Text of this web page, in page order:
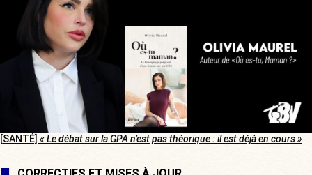
[SANTÉ] « Le débat sur la GPA n’est pas théorique : il est déjà en cours »